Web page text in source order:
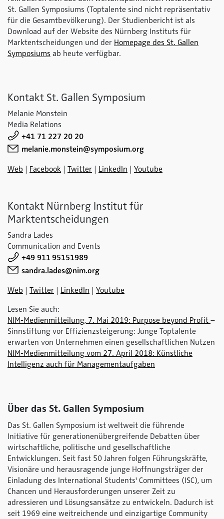
St. Gallen Symposiums (Toptalente sind nicht repräsentativ
für die Gesamtbevölkerung). Der Studienbericht ist als
Download auf der Website des Nürnberg Instituts für
Marktentscheidungen und der Homepage des St. Gallen
Symposiums ab heute verfügbar.
Kontakt St. Gallen Symposium
Melanie Monstein
Media Relations
+41 71 227 20 20
melanie.monstein@symposium.org
Web | Facebook | Twitter | LinkedIn | Youtube
Kontakt Nürnberg Institut für
Marktentscheidungen
Sandra Lades
Communication and Events
+49 911 95151989
sandra.lades@nim.org
Web
Twitter LinkedIn
Youtube
Lesen Sie auch:
NIM-Medienmitteilung, 7. Mai 2019: Purpose beyond Profit –
Sinnstiftung vor Effizienzsteigerung: Junge Toptalente
erwarten von Unternehmen einen gesellschaftlichen Nutzen
NIM-Medienmitteilung vom 27. April 2018: Künstliche
Intelligenz auch für Managementaufgaben
Über das St. Gallen Symposium
Das St. Gallen Symposium ist weltweit die führende
Initiative für generationenübergreifende Debatten über
wirtschaftliche, politische und gesellschaftliche
Entwicklungen. Seit fast 50 Jahren folgen Führungskräfte,
Visionäre und herausragende junge Hoffnungsträger der
Einladung des International Students' Committees (ISC), um
Chancen und Herausforderungen unserer Zeit zu
adressieren und Lösungsansätze zu entwickeln. Dadurch ist
seit 1969 eine weitreichende und einzigartige Community